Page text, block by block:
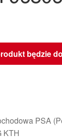
będzie
PSA
KTH